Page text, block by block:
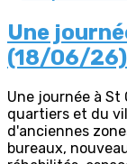
Une
(18/06/26)
Une journée à
quartiers et du
d'anciennes
bureaux,